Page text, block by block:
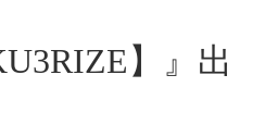
】』出